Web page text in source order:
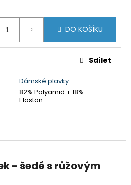
DO KOŠÍKU
Dámské plavky
82% Polyamid + 18%
Elastan
Sdílet
- šedé s růžovým